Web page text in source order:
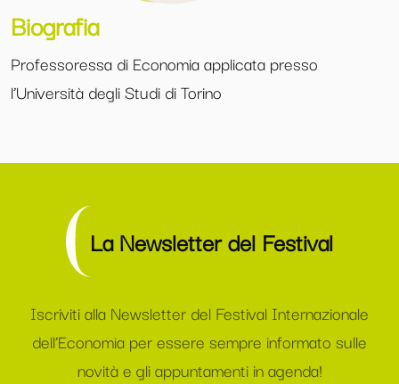
Biografia
Professoressa di Economia applicata presso
l’Università degli Studi di Torino
La Newsletter del Festival
Iscriviti alla Newsletter del Festival Internazionale
dell’Economia per essere sempre informato sulle
novità e gli appuntamenti in agenda!